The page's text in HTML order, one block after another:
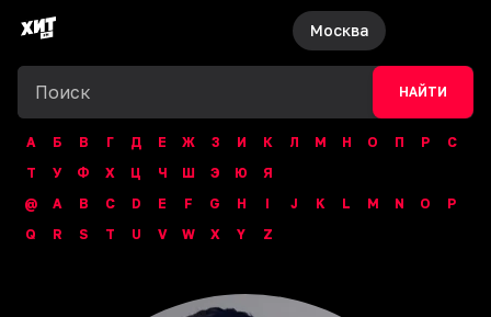
Москва
НАЙТИ
А Б В Г Д Е Ж З И К Л М Н О П Р
С
Т
У Ф Х Ц Ч Ш Э Ю
Я
@
A B C D E F G H I J K L M N O
P
Q
R S T U V W X Y Z